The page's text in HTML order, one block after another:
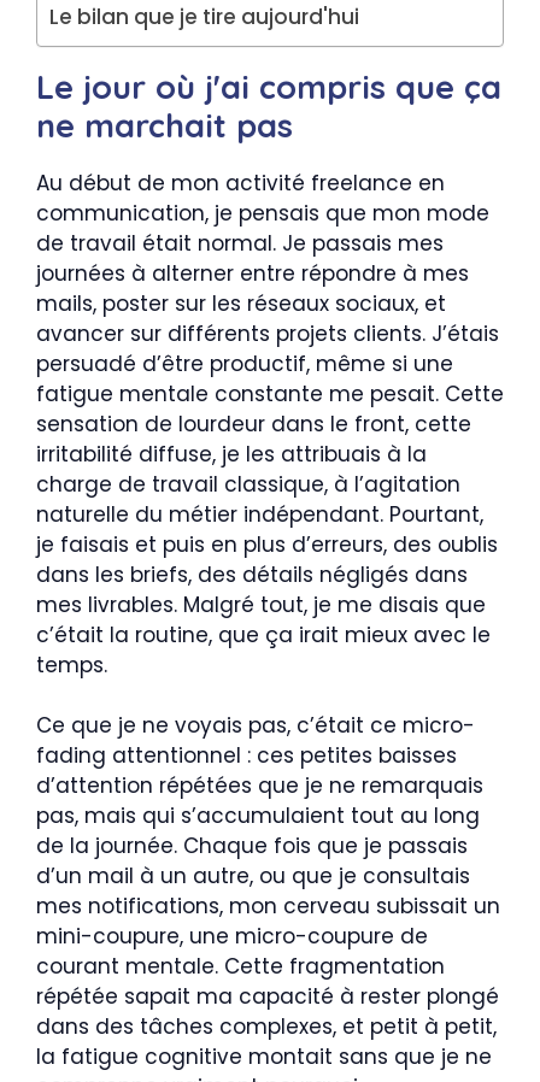
Le bilan que je tire aujourd'hui
Le jour où j'ai compris que ça
ne marchait pas
Au début de mon activité freelance en
communication, je pensais que mon mode
de travail était normal. Je passais mes
journées à alterner entre répondre à mes
mails, poster sur les réseaux sociaux, et
avancer sur différents projets clients. J’étais
persuadé d’être productif, même si une
fatigue mentale constante me pesait. Cette
sensation de lourdeur dans le front, cette
irritabilité diffuse, je les attribuais à la
charge de travail classique, à l’agitation
naturelle du métier indépendant. Pourtant,
je faisais et puis en plus d’erreurs, des oublis
dans les briefs, des détails négligés dans
mes livrables. Malgré tout, je me disais que
c’était la routine, que ça irait mieux avec le
temps.
Ce que je ne voyais pas, c’était ce micro-
fading attentionnel : ces petites baisses
d’attention répétées que je ne remarquais
pas, mais qui s’accumulaient tout au long
de la journée. Chaque fois que je passais
d’un mail à un autre, ou que je consultais
mes notifications, mon cerveau subissait un
mini-coupure, une micro-coupure de
courant mentale. Cette fragmentation
répétée sapait ma capacité à rester plongé
dans des tâches complexes, et petit à petit,
la fatigue cognitive montait sans que je ne